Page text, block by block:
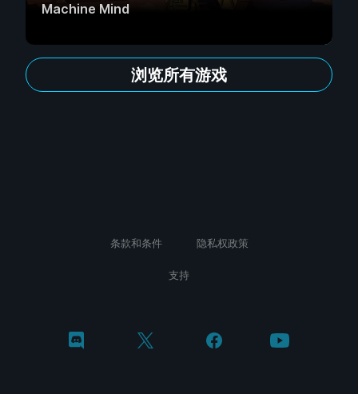
Machine Mind
浏览所有游戏
条款和条件 隐私权政策
支持